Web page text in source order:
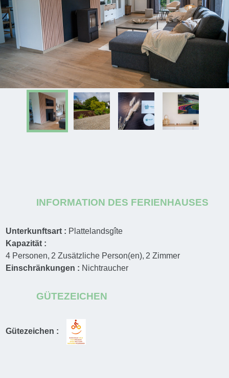
INFORMATION DES FERIENHAUSES
Unterkunftsart : Plattelandsgîte
Kapazität :
4 Personen 2 Zusätzliche Person(en) 2 Zimmer
Einschränkungen : Nichtraucher
GÜTEZEICHEN
Gütezeichen :